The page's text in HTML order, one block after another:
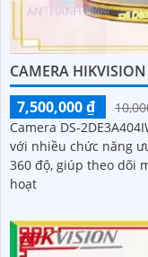
CAMERA
7,500,000 ₫
Camera DS-
với nhiều chức năng ưu việt. Camera này có
360 độ, giúp theo dõi
hoạt